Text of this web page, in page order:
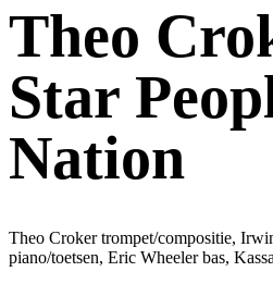
Theo
Star
Nation
Theo Croker trompet/compositie,
piano/toetsen, Eric Wheeler bas,